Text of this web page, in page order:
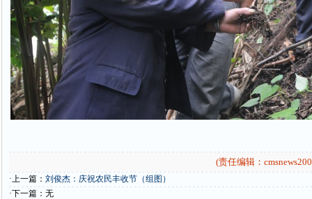
(责任编辑：
·上一篇： 刘俊杰：庆祝农民丰收节（组图）
·下一篇：无